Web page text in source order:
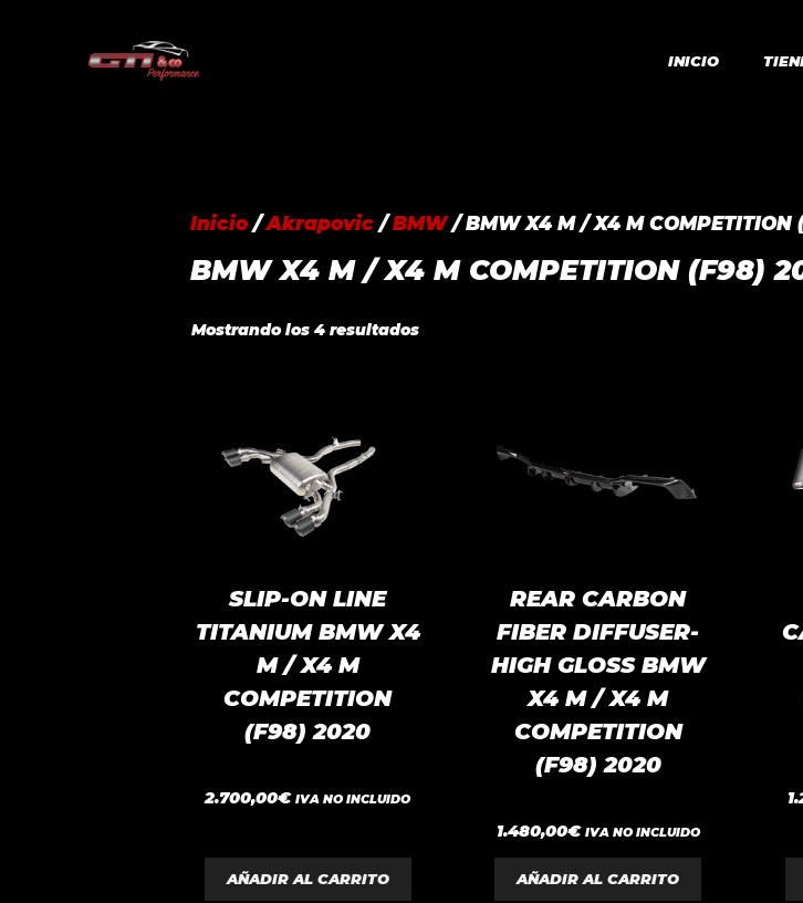
contenido
INICIO
Inicio/Akrapovic /BMW/ BMW X4 M / X4 M COMPETITION
BMW X4 M / X4 M COMPETITION (F98)
Mostrando los 4 resultadosOrdenado
SLIP-ON LINE
TITANIUM BMW X4
M / X4 M
COMPETITION
(F98) 2020
0
d
2.700,00€ IVA NO INCLUIDO
AÑADIR AL CARRITO
REAR CARBON
FIBER DIFFUSER-
HIGH GLOSS BMW
X4 M / X4 M
COMPETITION
(F98) 2020
0
d
e
5
1.480,00€ IVA NO INCLUIDO
AÑADIR AL CARRITO